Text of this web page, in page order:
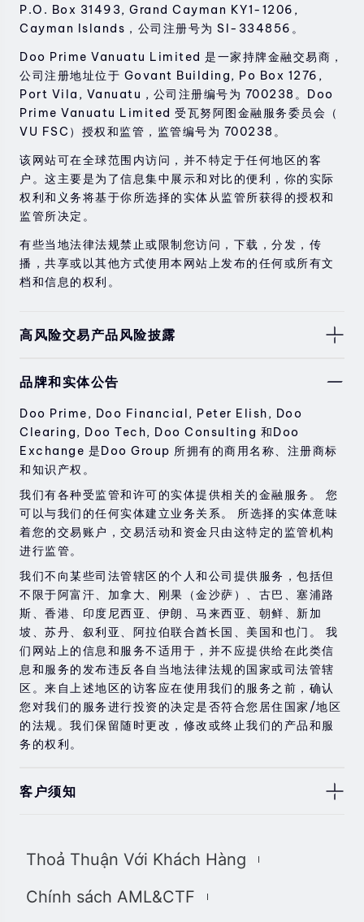
P.O. Box 31493, Grand Cayman KY1-1206,
Cayman Islands，公司注册号为 SI-334856。
Doo Prime Vanuatu Limited 是一家持牌金融交易商，
公司注册地址位于 Govant Building, Po Box 1276,
Port Vila, Vanuatu , 公司注册编号为 700238。Doo
Prime Vanuatu Limited 受瓦努阿图金融服务委员会（
VU FSC）授权和监管，监管编号为 700238。
该网站可在全球范围内访问，并不特定于任何地区的客
户。这主要是为了信息集中展示和对比的便利，你的实际
权利和义务将基于你所选择的实体从监管所获得的授权和
监管所决定。
有些当地法律法规禁止或限制您访问，下载，分发，传
播，共享或以其他方式使用本网站上发布的任何或所有文
档和信息的权利。
高风险交易产品风险披露
券，期货，差价合约和其他金融产品交易涉及高风险，可
过去的投资表现并不代表其未来的表现。
在与我们进行任何交易之前，请确保您完全了解使用相应
金融工具进行交易的风险。 如果您不了解此处说明的风
险，则应寻求独立的专业建议。
品牌和实体公告
Doo Prime, Doo Financial, Peter Elish, Doo
Clearing, Doo Tech, Doo Consulting 和Doo
Exchange 是Doo Group 所拥有的商用名称、注册商标
和知识产权。
我们有各种受监管和许可的实体提供相关的金融服务。 您
可以与我们的任何实体建立业务关系。 所选择的实体意味
着您的交易账户，交易活动和资金只由这特定的监管机构
进行监管。
我们不向某些司法管辖区的个人和公司提供服务，包括但
不限于阿富汗、加拿大、刚果（金沙萨）、古巴、塞浦路
斯、香港、印度尼西亚、伊朗、马来西亚、朝鲜、新加
坡、苏丹、叙利亚、阿拉伯联合酋长国、美国和也门。 我
们网站上的信息和服务不适用于，并不应提供给在此类信
息和服务的发布违反各自当地法律法规的国家或司法管辖
区。来自上述地区的访客应在使用我们的服务之前，确认
您对我们的服务进行投资的决定是否符合您居住国家/地区
的法规。我们保留随时更改，修改或终止我们的产品和服
务的权利。
客户须知
息，材料或第三方材料（“材料”）仅供参考。 该材料仅被
的投资建议和/或投资推荐。 尽管我们已尽一切合理的努
Thoả Thuận Với Khách Hàng
Chính sách AML&CTF